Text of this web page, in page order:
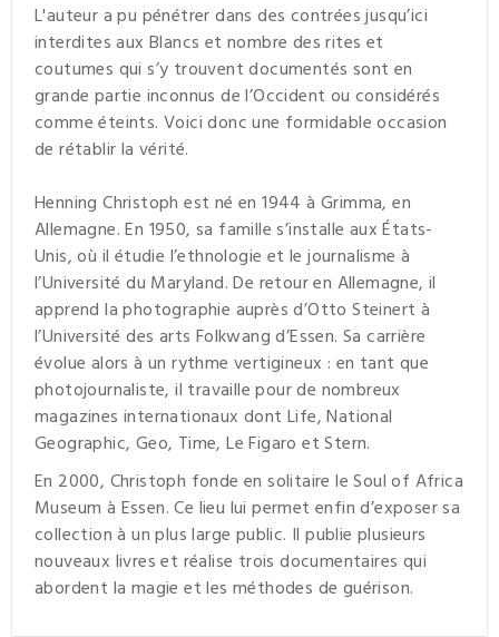
L'auteur a pu pénétrer dans des contrées jusqu’ici
interdites aux Blancs et nombre des rites et
coutumes qui s’y trouvent documentés sont en
grande partie inconnus de l’Occident ou considérés
comme éteints. Voici donc une formidable occasion
de rétablir la vérité.
Henning Christoph est né en 1944 à Grimma, en
Allemagne. En 1950, sa famille s’installe aux États-
Unis, où il étudie l’ethnologie et le journalisme à
l’Université du Maryland. De retour en Allemagne, il
apprend la photographie auprès d’Otto Steinert à
l’Université des arts Folkwang d’Essen. Sa carrière
évolue alors à un rythme vertigineux : en tant que
photojournaliste, il travaille pour de nombreux
magazines internationaux dont Life, National
Geographic, Geo, Time, Le Figaro et Stern.
En 2000, Christoph fonde en solitaire le Soul of Africa
Museum à Essen. Ce lieu lui permet enfin d’exposer sa
collection à un plus large public. Il publie plusieurs
nouveaux livres et réalise trois documentaires qui
abordent la magie et les méthodes de guérison.